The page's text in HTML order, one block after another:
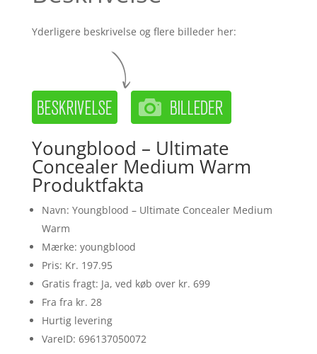
Yderligere beskrivelse og flere billeder her:
Youngblood – Ultimate
Concealer Medium Warm
Produktfakta
Navn: Youngblood – Ultimate Concealer Medium
Warm
Mærke: youngblood
Pris: Kr. 197.95
Gratis fragt: Ja, ved køb over kr. 699
Fra fra kr. 28
Hurtig levering
VareID: 696137050072